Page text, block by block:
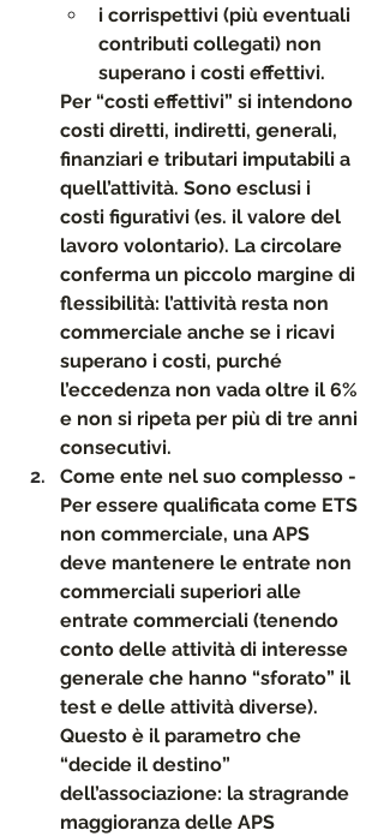
i corrispettivi (più eventuali
contributi collegati) non
superano i costi effettivi.
Per “costi effettivi” si intendono
costi diretti, indiretti, generali,
finanziari e tributari imputabili a
quell’attività. Sono esclusi i
costi figurativi (es. il valore del
lavoro volontario). La circolare
conferma un piccolo margine di
flessibilità: l’attività resta non
commerciale anche se i ricavi
superano i costi, purché
l’eccedenza non vada oltre il 6%
e non si ripeta per più di tre anni
consecutivi.
Come ente nel suo complesso -
Per essere qualificata come ETS
non commerciale, una APS
deve mantenere le entrate non
commerciali superiori alle
entrate commerciali (tenendo
conto delle attività di interesse
generale che hanno “sforato” il
test e delle attività diverse).
Questo è il parametro che
“decide il destino”
dell’associazione: la stragrande
maggioranza delle APS